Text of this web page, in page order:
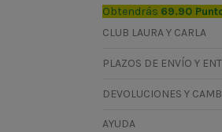
Obtendrás 69.90
CLUB LAURA Y CARLA
PLAZOS DE ENVÍO Y
DEVOLUCIONES Y
AYUDA